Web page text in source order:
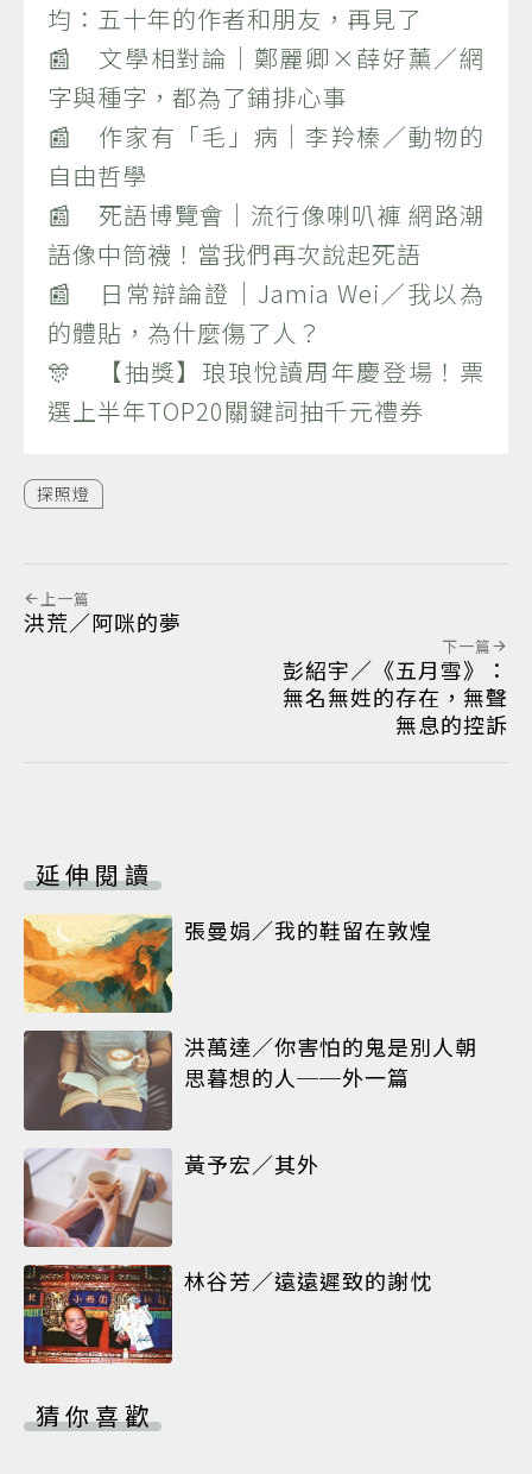
均：五十年的作者和朋友，再見了
📰 文學相對論｜鄭麗卿×薛好薰／網
字與種字，都為了鋪排心事
📰 作家有「毛」病｜李羚榛／動物的
自由哲學
📰 死語博覽會｜流行像喇叭褲 網路潮
語像中筒襪！當我們再次說起死語
📰 日常辯論證｜Jamia Wei／我以為
的體貼，為什麼傷了人？
🎊 【抽獎】琅琅悅讀周年慶登場！票
選上半年TOP20關鍵詞抽千元禮券
探照燈
上一篇
洪荒／阿咪的夢
下一篇
彭紹宇／《五月雪》：
無名無姓的存在，無聲
無息的控訴
延伸閱讀
張曼娟／我的鞋留在敦煌
洪萬達／你害怕的鬼是別人朝
思暮想的人──外一篇
黃予宏／其外
林谷芳／遠遠遲致的謝忱
猜你喜歡